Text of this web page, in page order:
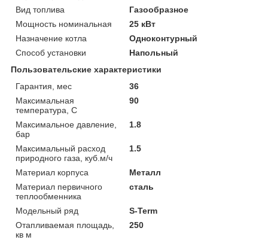
Вид топлива
Газообразное
Мощность номинальная
25 кВт
Назначение котла
Одноконтурный
Способ установки
Напольный
Пользовательские характеристики
Гарантия, мес
36
Максимальная
температура, С
90
Максимальное давление,
бар
1.8
Максимальный расход
природного газа, куб.м/ч
1.5
Материал корпуса
Металл
Материал первичного
теплообменника
сталь
Модельный ряд
S-Term
Отапливаемая площадь,
кв м
250